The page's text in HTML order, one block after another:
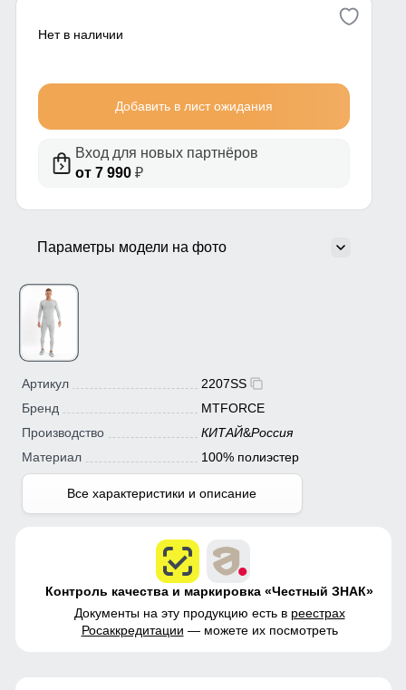
Нет в наличии
Добавить в лист ожидания
Вход для новых партнёров
от 7 990₽
Параметры модели на фото
Артикул
2207SS
Бренд
MTFORCE
Производство
КИТАЙ&Россия
Материал
100% полиэстер
Все характеристики и описание
Контроль качества и маркировка «Честный ЗНАК»
Документы на эту продукцию есть в реестрах
Росаккредитации — можете их посмотреть